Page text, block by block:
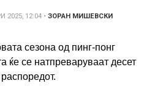
2025, 12:04 •ЗОРАН МИШЕВСКИ
сезона од пинг-понг
ќе се натпреваруваат десет